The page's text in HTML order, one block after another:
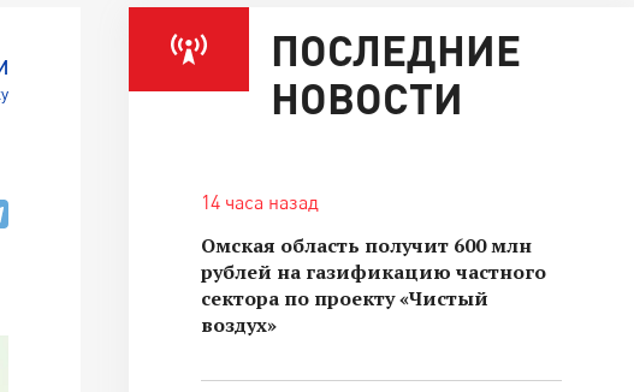
ПОСЛЕДНИЕ
НОВОСТИ
14 часа назад
Омская область получит 600 млн
рублей на газификацию частного
сектора по проекту «Чистый
воздух»